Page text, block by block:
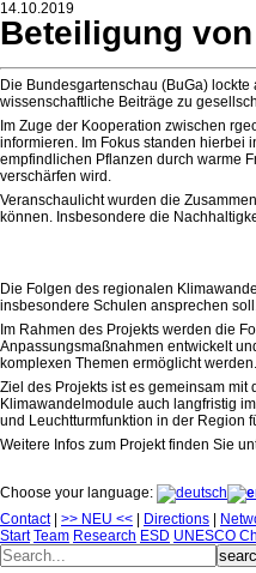
14.10.2019
Beteiligung
Die Bundesgartenschau (BuGa)
wissenschaftliche Beiträge zu
Im Zuge der Kooperation zwischen
informieren. Im Fokus standen hierbei
empfindlichen Pflanzen durch warme
verschärfen wird.
Veranschaulicht wurden die
können. Insbesondere die
Die Folgen des regionalen
insbesondere Schulen ansprechen
Im Rahmen des Projekts werden die
Anpassungsmaßnahmen entwickelt
komplexen Themen ermöglicht werden.
Ziel des Projekts ist es gemeinsam
Klimawandelmodule auch langfristig
und Leuchtturmfunktion in der Region
Weitere Infos zum Projekt finden Sie
Choose your language:
Contact| >> NEU << Directions
Start Team Research ESD UNESCO